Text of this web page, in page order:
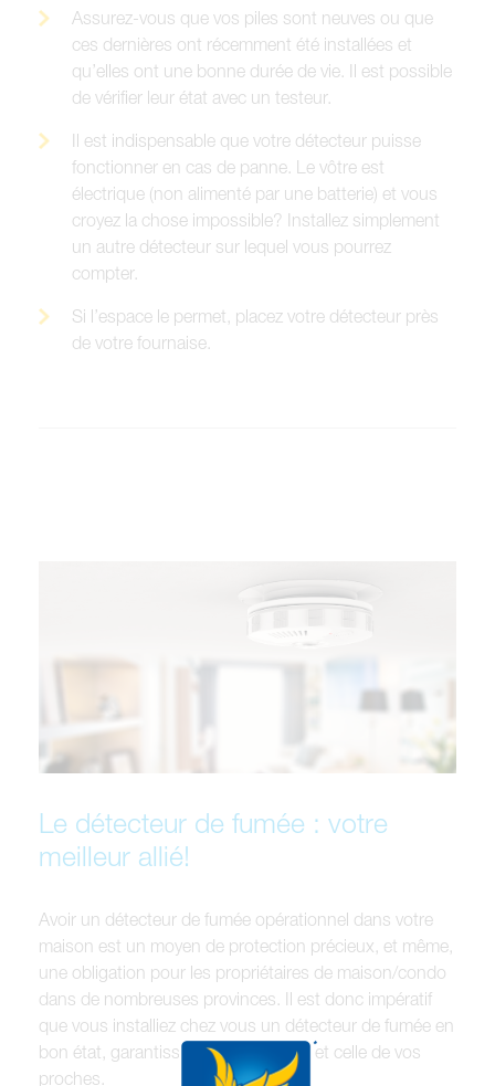
Assurez-vous que vos piles sont neuves ou que
ces dernières ont récemment été installées et
qu’elles ont une bonne durée de vie. Il est possible
de vérifier leur état avec un testeur.
Il est indispensable que votre détecteur puisse
fonctionner en cas de panne. Le vôtre est
électrique (non alimenté par une batterie) et vous
croyez la chose impossible? Installez simplement
un autre détecteur sur lequel vous pourrez
compter.
Si l’espace le permet, placez votre détecteur près
de votre fournaise.
Le détecteur de fumée : votre
meilleur allié!
Avoir un détecteur de fumée opérationnel dans votre
maison est un moyen de protection précieux, et même,
une obligation pour les propriétaires de maison/condo
dans de nombreuses provinces. Il est donc impératif
que vous installiez chez vous un détecteur de fumée en
bon état, garantissant votre sécurité et celle de vos
proches.